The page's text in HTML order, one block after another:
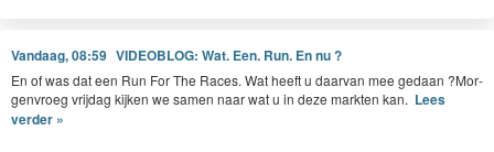
Vandaag, 08:59 VIDEOBLOG: Wat. Een. Run. En nu ?
En of was dat een Run For The Races. Wat heeft u daar­van mee gedaan ?Mor­
gen­vroeg vri­jdag kijken we samen naar wat u in deze mark­ten kan. Lees
verder »